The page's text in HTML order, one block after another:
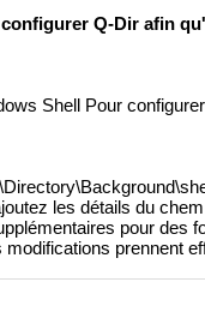
Q-Dir afin
Shell Pour
les détails du
pour des
prennent